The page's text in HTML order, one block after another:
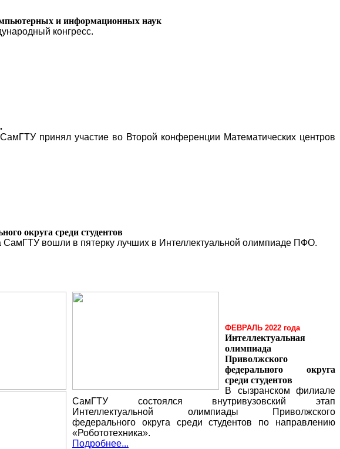
и информационных наук
конгресс.
принял участие во Второй конференции Математических центров
округа среди студентов
вошли в пятерку лучших в Интеллектуальной олимпиаде ПФО.
ФЕВРАЛЬ 2022 года
Интеллектуальная
олимпиада
Приволжского
федерального округа
среди студентов
В сызранском филиале
СамГТУ состоялся внутривузовский этап
Интеллектуальной олимпиады Приволжского
федерального округа среди студентов по направлению
«Робототехника».
Подробнее...